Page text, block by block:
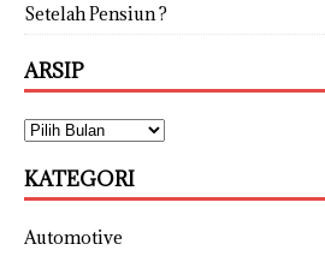
Setelah Pensiun ?
ARSIP
KATEGORI
Automotive